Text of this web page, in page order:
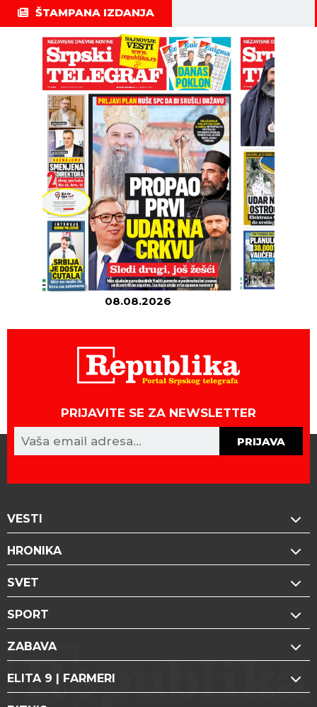
ŠTAMPANA IZDANJA
08.08.2026
PRIJAVITE SE ZA NEWSLETTER
PRIJAVA
VESTI
HRONIKA
SVET
SPORT
ZABAVA
ELITA 9 | FARMERI